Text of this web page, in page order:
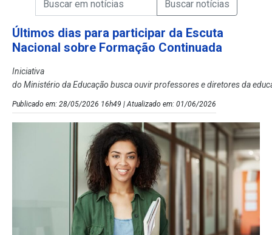
Últimos dias para participar da Escuta
Nacional sobre Formação Continuada
Iniciativa
do Ministério da Educação busca ouvir professores e diretores da
Publicado em: 28/05/2026 16h49 | Atualizado em: 01/06/2026